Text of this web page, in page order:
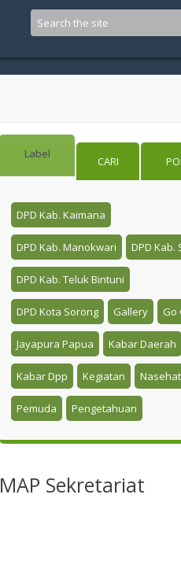
Label
CARI
DPD Kab. Kaimana
DPD Kab. Manokwari DPD Kab.
DPD Kab. Teluk Bintuni
DPD Kota Sorong Gallery Go
Jayapura Papua Kabar Daerah
Kabar Dpp Kegiatan Nasehat
Pemuda Pengetahuan
MAP Sekretariat